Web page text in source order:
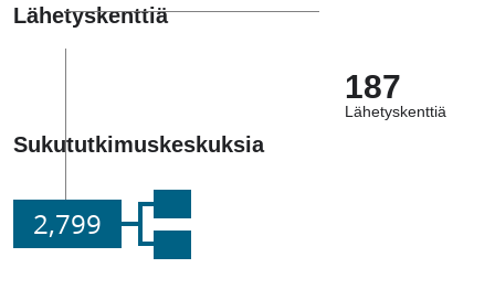
Lähetyskenttiä
187
Lähetyskenttiä
Sukututkimuskeskuksia
2,799